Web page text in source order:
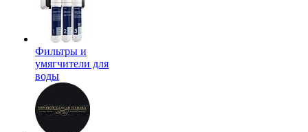
Фильтры и
умягчители для
воды